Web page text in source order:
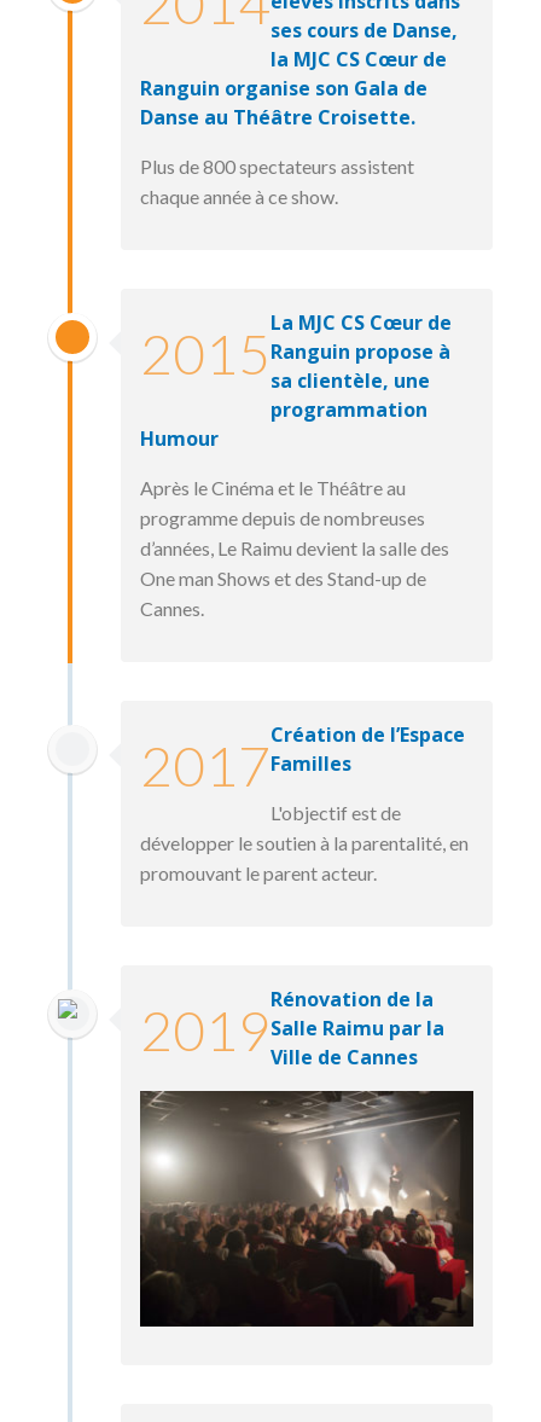
ses cours de Danse,
la MJC CS Cœur de
Ranguin organise son Gala de
Danse au Théâtre Croisette.
Plus de 800 spectateurs assistent
chaque année à ce show.
2015La MJC CS Cœur de
Ranguin propose à
sa clientèle, une
programmation
Humour
Après le Cinéma et le Théâtre au
programme depuis de nombreuses
d’années, Le Raimu devient la salle des
One man Shows et des Stand-up de
Cannes.
2017Création de l’Espace
Familles
L'objectif est de
développer le soutien à la parentalité, en
promouvant le parent acteur.
2019Rénovation de la
Salle Raimu par la
Ville de Cannes